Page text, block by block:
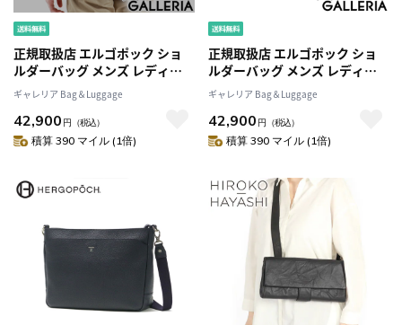
正規取扱店 エルゴポック ショ
ルダーバッグ メンズ レディー
ス 斜めがけ HERGOPOCH ブラ
ンド 大きめ 牛革 本革 日本製
2WAY 大人 40代 50代 A4 ベーシ
ックショルダーバッグA4 ER-
ギャレリア Bag＆Luggage
42,900 円 （税込）
積算 390 マイル (1倍)
正規取扱店 エルゴポック ショ
ルダーバッグ メンズ レディー
ス 斜めがけ HERGOPOCH ブラ
ンド 大きめ 牛革 本革 日本製
2WAY 大人 40代 50代 A4 ベーシ
ックショルダーバッグA4 ER-
ギャレリア Bag＆Luggage
42,900 円 （税込）
積算 390 マイル (1倍)